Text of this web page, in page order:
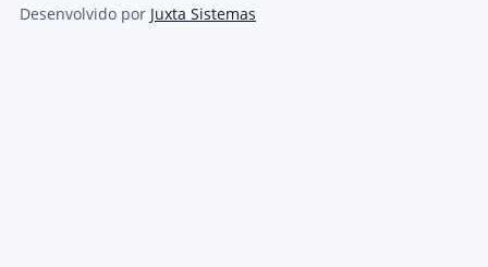
Desenvolvido por Juxta Sistemas